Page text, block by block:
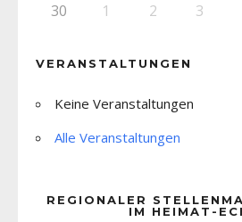
30 1 2 3
VERANSTALTUNGEN
Keine Veranstaltungen
Alle Veranstaltungen
REGIONALER
IM HEIMAT-